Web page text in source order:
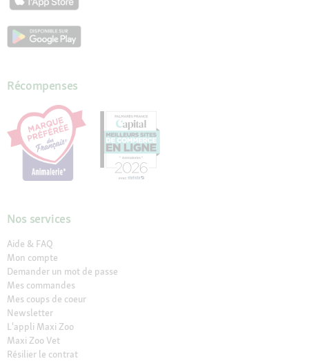
Récompenses
Nos services
Aide & FAQ
Mon compte
Demander un mot de passe
Mes commandes
Mes coups de coeur
Newsletter
L'appli Maxi Zoo
Maxi Zoo Vet
Résilier le contrat